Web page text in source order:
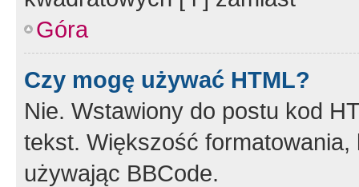
Góra
Czy mogę używać HTML?
Nie. Wstawiony do postu kod
tekst. Większość
używając BBCode.